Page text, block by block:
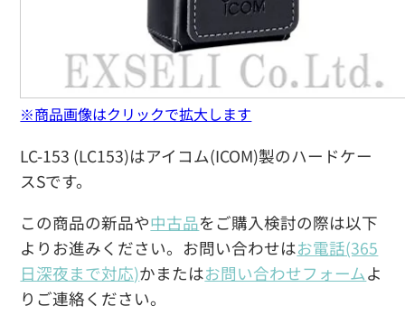
LC-153 (LC153)はアイコム(ICOM)製のハードケー
スSです。
この商品の新品や中古品をご購入検討の際は以下
よりお進みください。お問い合わせはお電話(365
日深夜まで対応)かまたはお問い合わせフォームよ
りご連絡ください。
※商品画像はクリックで拡大します